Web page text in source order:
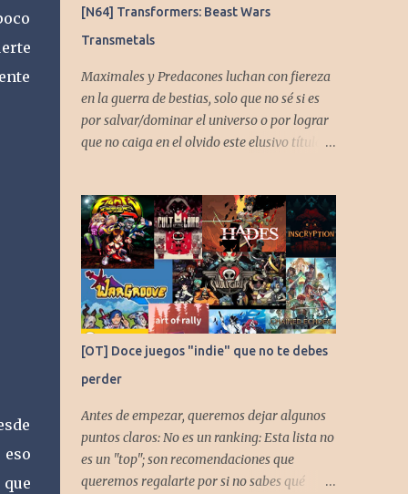
[N64] Transformers: Beast Wars
Transmetals
Maximales y Predacones luchan con fiereza
en la guerra de bestias, solo que no sé si es
por salvar/dominar el universo o por lograr
que no caiga en el olvido este elusivo título
[OT] Doce juegos "indie" que no te debes
perder
Antes de empezar, queremos dejar algunos
puntos claros: No es un ranking: Esta lista no
es un "top"; son recomendaciones que
queremos regalarte por si no sabes qué